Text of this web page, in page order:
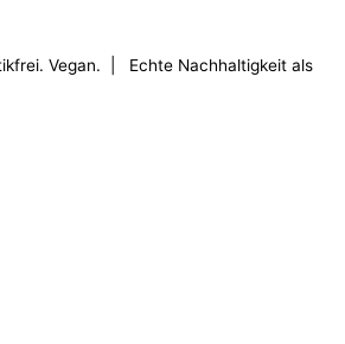
Vegan. | Echte Nachhaltigkeit als